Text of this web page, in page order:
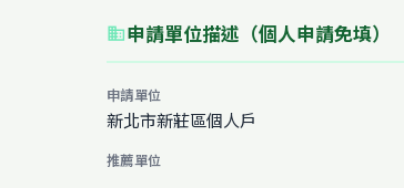
business申請單位描述（個人申請免填）
申請單位
新北市新莊區個人戶
推薦單位